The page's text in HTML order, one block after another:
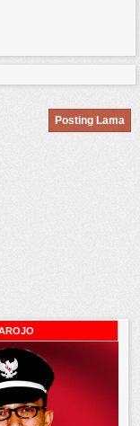
Posting Lama